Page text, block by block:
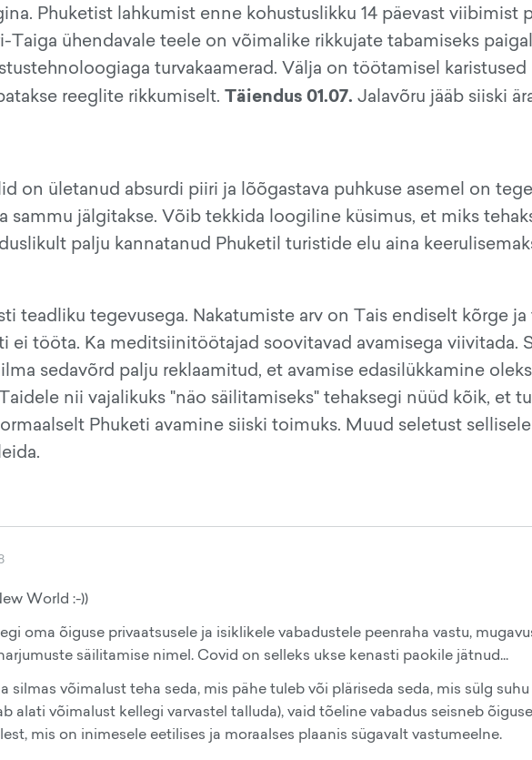
Phuketist lahkumist enne kohustuslikku 14 päevast viibimist
ühendavale teele on võimalike rikkujate tabamiseks
turvakaamerad. Välja on töötamisel
reeglite rikkumiselt. Täiendus 01.07. Jalavõru jääb siiski
on ületanud absurdi piiri ja lõõgastava puhkuse asemel on
sammu jälgitakse. Võib tekkida loogiline küsimus, et miks
palju kannatanud Phuketil turistide elu aina
teadliku tegevusega. Nakatumiste arv on Tais endiselt kõrge
ei tööta. Ka meditsiinitöötajad soovitavad avamisega viivitada.
sedavõrd palju reklaamitud, et avamise edasilükkamine
nii vajalikuks "näo säilitamiseks" tehaksegi nüüd kõik, et
Phuketi avamine siiski toimuks. Muud seletust sellisele
World :-))
oma õiguse privaatsusele ja isiklikele vabadustele peenraha vastu,
säilitamise nimel. Covid on selleks ukse kenasti paokile jätnud...
silmas võimalust teha seda, mis pähe tuleb või pläriseda seda, mis sülg
alati võimalust kellegi varvastel talluda), vaid tõeline vabadus seisneb
mis on inimesele eetilises ja moraalses plaanis sügavalt vastumeelne.